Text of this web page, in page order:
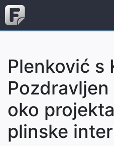
Plenković s
oko
plinske